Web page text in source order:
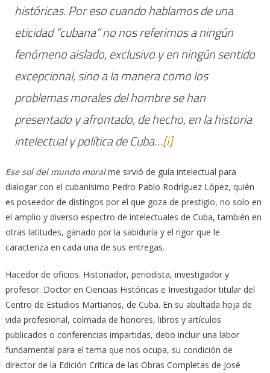
históricas. Por eso cuando hablamos de una
eticidad “cubana” no nos referimos a ningún
fenómeno aislado, exclusivo y en ningún sentido
excepcional, sino a la manera como los
problemas moralesdel hombrese han
presentado y afrontado, de hecho, en la historia
intelectual y política de Cuba…[i]
Ese sol del mundo moralme sirvió de guía intelectual para
dialogar con el cubanísimo Pedro Pablo Rodríguez López, quién
es poseedor de distingos por el que goza de prestigio, no solo en
el amplio y diverso espectro de intelectuales de Cuba, también en
otras latitudes, ganado por la sabiduría y el rigor que le
caracteriza en cada una de sus entregas.
Hacedor de oficios. Historiador, periodista, investigador y
profesor. Doctor en Ciencias Históricas e Investigador titular del
Centro de Estudios Martianos, de Cuba. En su abultada hoja de
vida profesional, colmada de honores, libros y artículos
publicados o conferencias impartidas, debo incluir una labor
fundamental para el tema que nos ocupa, su condición de
director de la Edición Crítica de las Obras Completas de José